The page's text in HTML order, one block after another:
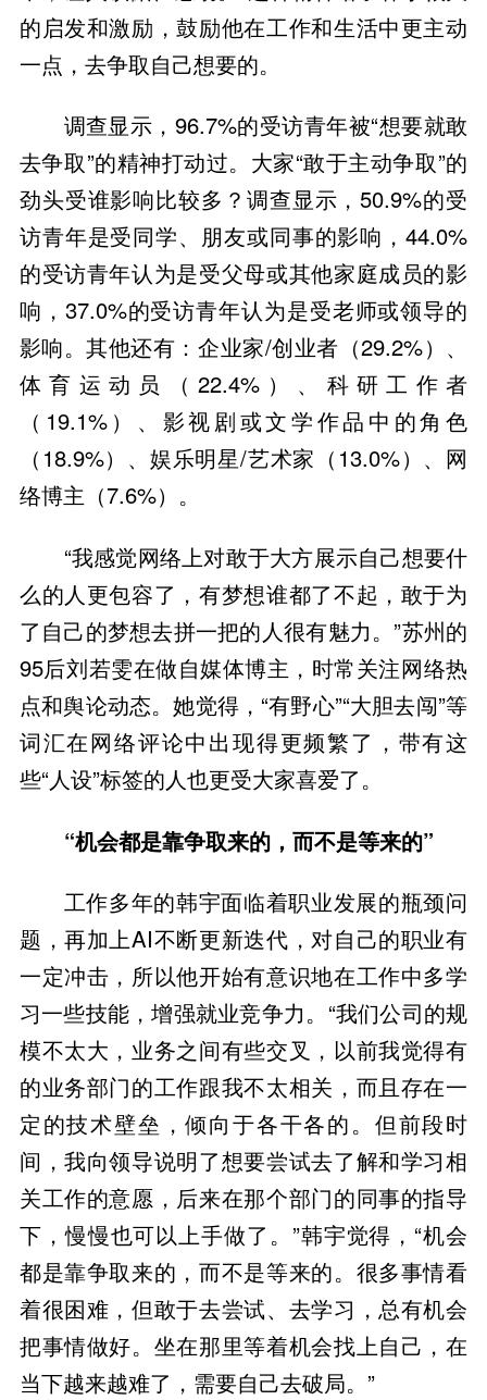
的启发和激励，鼓励他在工作和生活中更主动
一点，去争取自己想要的。
调查显示，96.7%的受访青年被“想要就敢
去争取”的精神打动过。大家“敢于主动争取”的
劲头受谁影响比较多？调查显示，50.9%的受
访青年是受同学、朋友或同事的影响，44.0%
的受访青年认为是受父母或其他家庭成员的影
响，37.0%的受访青年认为是受老师或领导的
影响。其他还有：企业家/创业者（29.2%）、
体育运动员（22.4%）、科研工作者
（19.1%）、影视剧或文学作品中的角色
（18.9%）、娱乐明星/艺术家（13.0%）、网
络博主（7.6%）。
“我感觉网络上对敢于大方展示自己想要什
么的人更包容了，有梦想谁都了不起，敢于为
了自己的梦想去拼一把的人很有魅力。”苏州的
95后刘若雯在做自媒体博主，时常关注网络热
点和舆论动态。她觉得，“有野心”“大胆去闯”等
词汇在网络评论中出现得更频繁了，带有这
些“人设”标签的人也更受大家喜爱了。
“机会都是靠争取来的，而不是等来的”
工作多年的韩宇面临着职业发展的瓶颈问
题，再加上AI不断更新迭代，对自己的职业有
一定冲击，所以他开始有意识地在工作中多学
习一些技能，增强就业竞争力。“我们公司的规
模不太大，业务之间有些交叉，以前我觉得有
的业务部门的工作跟我不太相关，而且存在一
定的技术壁垒，倾向于各干各的。但前段时
间，我向领导说明了想要尝试去了解和学习相
关工作的意愿，后来在那个部门的同事的指导
下，慢慢也可以上手做了。”韩宇觉得，“机会
都是靠争取来的，而不是等来的。很多事情看
着很困难，但敢于去尝试、去学习，总有机会
把事情做好。坐在那里等着机会找上自己，在
当下越来越难了，需要自己去破局。”